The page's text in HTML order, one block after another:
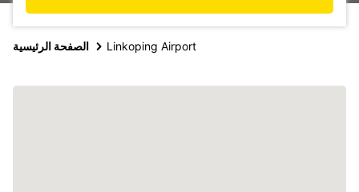
الصفحة الرئيسية Linkoping Airport